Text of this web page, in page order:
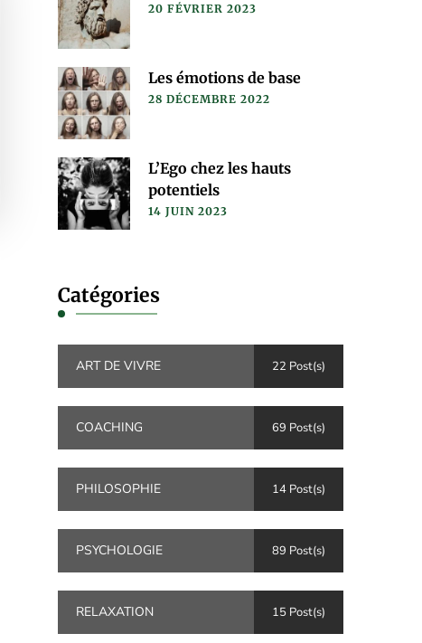
20 FÉVRIER 2023
Les émotions de base
28 DÉCEMBRE 2022
L’Ego chez les hauts
potentiels
14 JUIN 2023
Catégories
ART DE VIVRE 22 Post(s)
COACHING 69 Post(s)
PHILOSOPHIE 14 Post(s)
PSYCHOLOGIE 89 Post(s)
RELAXATION 15 Post(s)